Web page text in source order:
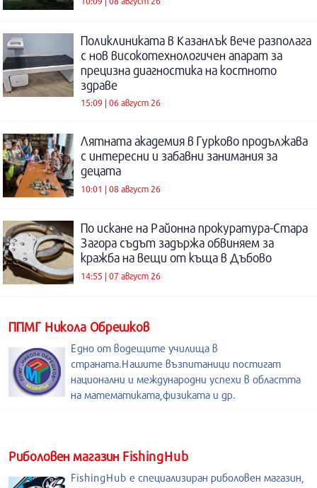
Поликлиниката в Казанлък вече разполага
с нов високотехнологичен апарат за
прецизна диагностика на костното
здраве
15:09 | 06 август 26
Лятната академия в Гурково продължава
с интересни и забавни занимания за
децата
10:01 | 08 август 26
По искане на Районна прокуратура-Стара
Загора съдът задържа обвиняем за
кражба на вещи от къща в Дъбово
14:55 | 07 август 26
ППМГ Никола Обрешков
Едно от водещите училища в
страната.Нашите възпитаници постигат
национални и международни успехи в областта
на математиката,физиката и др.
Риболовен магазин FishingHub
FishingHub е специализиран риболовен магазин,